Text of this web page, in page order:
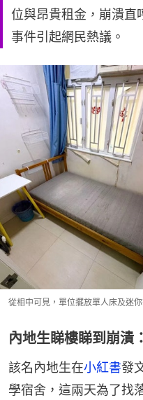
位與昂貴租金，崩潰直
事件引起網民熱議。
從相中可見，單位擺放單人床及迷
內地生睇樓睇到崩潰
該名內地生在小紅書發
學宿舍，這兩天為了找